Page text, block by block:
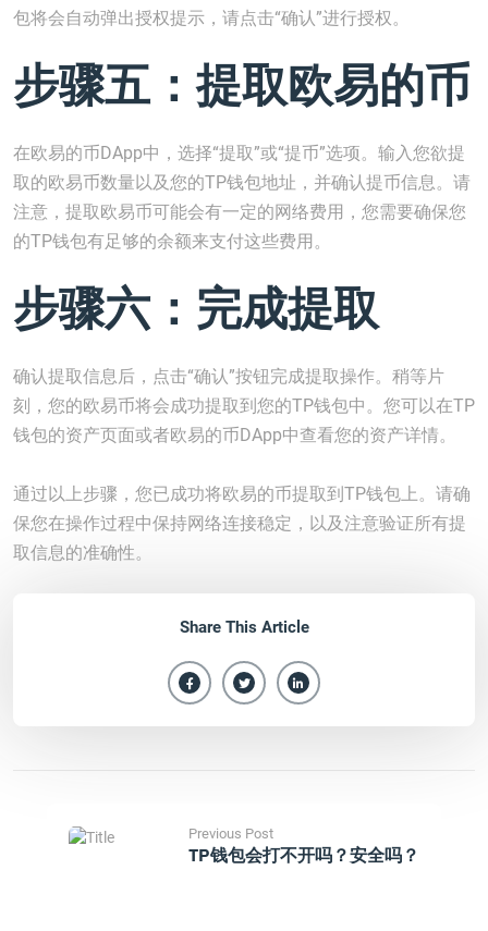
包将会自动弹出授权提示，请点击“确认”进行授权。
步骤五：提取欧易的币
在欧易的币DApp中，选择“提取”或“提币”选项。输入您欲提
取的欧易币数量以及您的TP钱包地址，并确认提币信息。请
注意，提取欧易币可能会有一定的网络费用，您需要确保您
的TP钱包有足够的余额来支付这些费用。
步骤六：完成提取
确认提取信息后，点击“确认”按钮完成提取操作。稍等片
刻，您的欧易币将会成功提取到您的TP钱包中。您可以在TP
钱包的资产页面或者欧易的币DApp中查看您的资产详情。
通过以上步骤，您已成功将欧易的币提取到TP钱包上。请确
保您在操作过程中保持网络连接稳定，以及注意验证所有提
取信息的准确性。
Share This Article
Previous Post
TP钱包会打不开吗？安全吗？